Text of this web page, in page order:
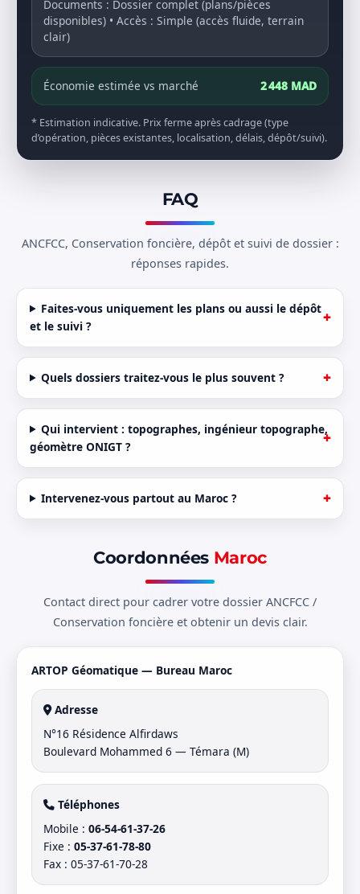
Documents : Dossier complet (plans/pièces
disponibles) • Accès : Simple (accès fluide, terrain
clair)
Économie estimée vs marché 2 448 MAD
* Estimation indicative. Prix ferme après cadrage (type
d’opération, pièces existantes, localisation, délais, dépôt/suivi).
FAQ
ANCFCC, Conservation foncière, dépôt et suivi de dossier :
réponses rapides.
Faites-vous uniquement les plans ou aussi le dépôt
et le suivi ?
Quels dossiers traitez-vous le plus souvent ?
Qui intervient : topographes, ingénieur topographe,
géomètre ONIGT ?
Intervenez-vous partout au Maroc ?
Coordonnées Maroc
Contact direct pour cadrer votre dossier ANCFCC /
Conservation foncière et obtenir un devis clair.
ARTOP Géomatique — Bureau Maroc
Adresse
N°16 Résidence Alfirdaws
Boulevard Mohammed 6 — Témara (M)
Téléphones
Mobile : 06-54-61-37-26
Fixe : 05-37-61-78-80
Fax : 05-37-61-70-28